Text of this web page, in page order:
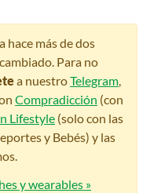
hace más de dos
Para no
a nuestroTelegram,
Compradicción (con
Lifestyle (solo con las
y Bebés) y las
y wearables »